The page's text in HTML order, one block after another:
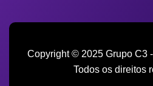
Copyright © 2025 Grupo C3
Todos os direitos